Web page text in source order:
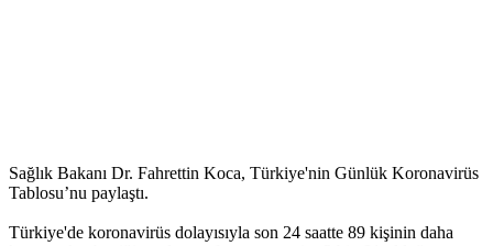
Sağlık Bakanı Dr. Fahrettin Koca, Türkiye'nin Günlük Koronavirüs
Tablosu’nu paylaştı.
Türkiye'de koronavirüs dolayısıyla son 24 saatte 89 kişinin daha